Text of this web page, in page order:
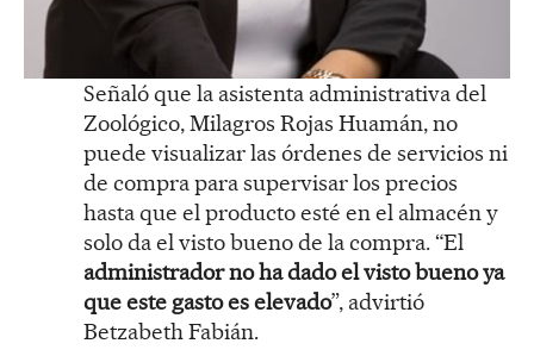
Señaló que la asistenta administrativa del
Zoológico, Milagros Rojas Huamán, no
puede visualizar las órdenes de servicios ni
de compra para supervisar los precios
hasta que el producto esté en el almacén y
solo da el visto bueno de la compra. “El
administrador no ha dado el visto bueno ya
que este gasto es elevado”, advirtió
Betzabeth Fabián.